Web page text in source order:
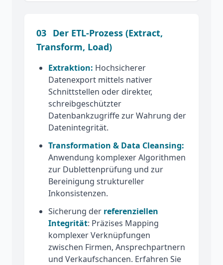
03 Der ETL-Prozess (Extract,
Transform, Load)
Extraktion: Hochsicherer
Datenexport mittels nativer
Schnittstellen oder direkter,
schreibgeschützter
Datenbankzugriffe zur Wahrung der
Datenintegrität.
Transformation & Data Cleansing:
Anwendung komplexer Algorithmen
zur Dublettenprüfung und zur
Bereinigung struktureller
Inkonsistenzen.
Sicherung der referenziellen
Integrität: Präzises Mapping
komplexer Verknüpfungen
zwischen Firmen, Ansprechpartnern
und Verkaufschancen. Erfahren Sie